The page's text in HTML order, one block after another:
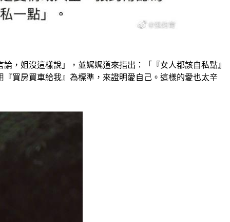
，姐沒這樣說」，並娓娓道來指出：「『女人都該自私點』
買房買車給我』為標準，來證明愛自己。這樣的愛也太辛